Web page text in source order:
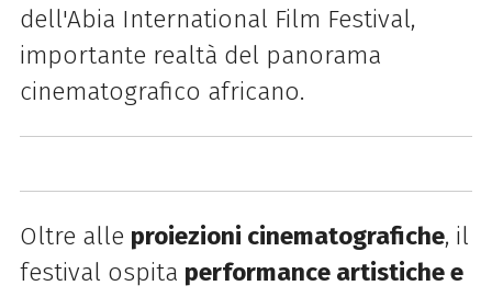
dell'Abia International Film Festival,
importante realtà del panorama
cinematografico africano.
Oltre alle proiezioni cinematografiche, il
festival ospita performance artistiche e